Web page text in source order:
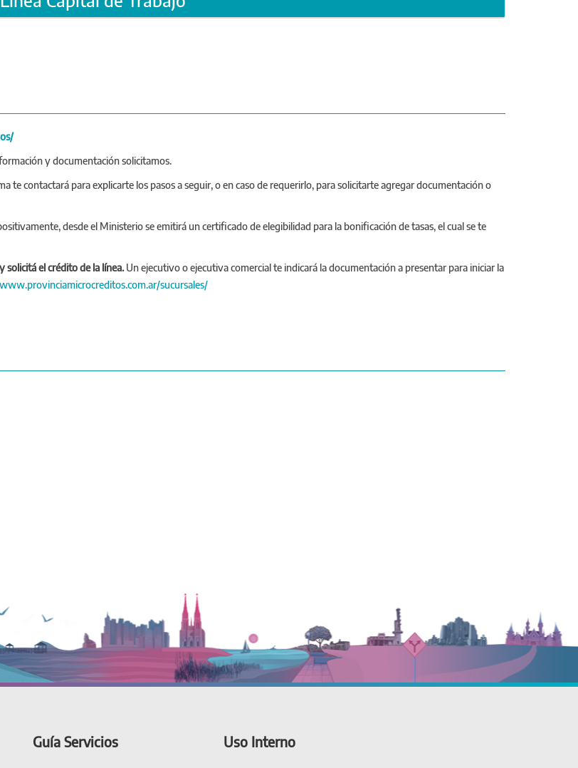
y documentación solicitamos.
te contactará para explicarte los pasos a seguir, o en caso de requerirlo, para solicitarte agregar documentación o
desde el Ministerio se emitirá un certificado de elegibilidad para la bonificación de tasas, el cual se te
solicitá el crédito de la línea.Un ejecutivo o ejecutiva comercial te indicará la documentación a presentar para iniciar la
sucursales/
Guía Servicios Uso Interno